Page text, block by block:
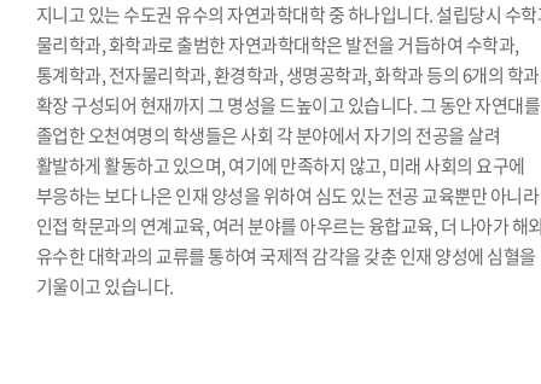
지니고 있는 수도권 유수의 자연과학대학 중 하나입니다. 설립당시 수
물리학과, 화학과로 출범한 자연과학대학은 발전을 거듭하여 수학과,
통계학과, 전자물리학과, 환경학과, 생명공학과, 화학과 등의 6개의 학
확장 구성되어 현재까지 그 명성을 드높이고 있습니다. 그 동안 자연대를
졸업한 오천여명의 학생들은 사회 각 분야에서 자기의 전공을 살려
활발하게 활동하고 있으며, 여기에 만족하지 않고, 미래 사회의 요구에
부응하는 보다 나은 인재 양성을 위하여 심도 있는 전공 교육뿐만 아니라
인접 학문과의 연계교육, 여러 분야를 아우르는 융합교육, 더 나아가 해
유수한 대학과의 교류를 통하여 국제적 감각을 갖춘 인재 양성에 심혈을
기울이고 있습니다.